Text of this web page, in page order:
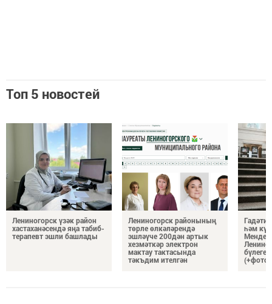
Топ 5 новостей
Лениногорск үзәк район
хастаханәсендә яңа табиб-
терапевт эшли башлады
Лениногорск районының
төрле өлкәләрендә
эшләүче 200дән артык
хезмәткәр электрон
мактау тактасында
тәкъдим ителгән
Гадәти
һәм